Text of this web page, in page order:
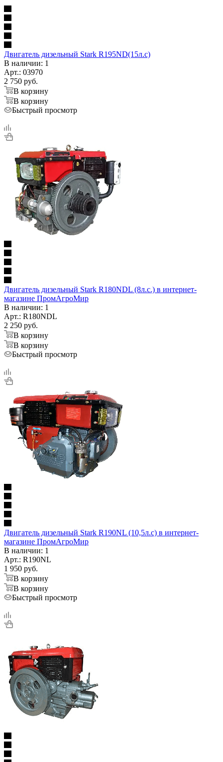
Двигатель дизельный Stark R195ND(15л.с)
В наличии: 1
Арт.: 03970
2 750 руб.
В корзину
В корзину
Быстрый просмотр
Двигатель дизельный Stark R180NDL (8л.с.) в интернет-
магазине ПромАгроМир
В наличии: 1
Арт.: R180NDL
2 250 руб.
В корзину
В корзину
Быстрый просмотр
Двигатель дизельный Stark R190NL (10,5л.с) в интернет-
магазине ПромАгроМир
В наличии: 1
Арт.: R190NL
1 950 руб.
В корзину
В корзину
Быстрый просмотр